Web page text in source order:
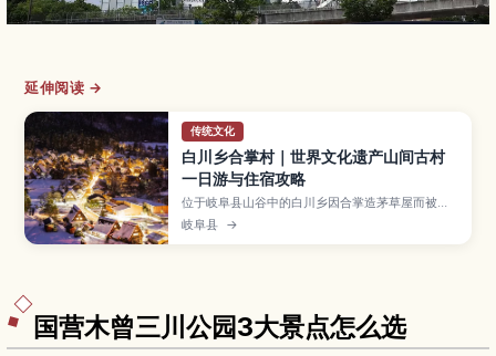
延伸阅读 →
传统文化
白川乡合掌村｜世界文化遗产山间古村
一日游与住宿攻略
位于岐阜县山谷中的白川乡因合掌造茅草屋而被登
录为世界文化遗产，是人气极高的乡村景点。文章
介绍展望台眺望全村的绝佳视角、合掌造民家内部
岐阜县 →
国营木曾三川公园3大景点怎么选